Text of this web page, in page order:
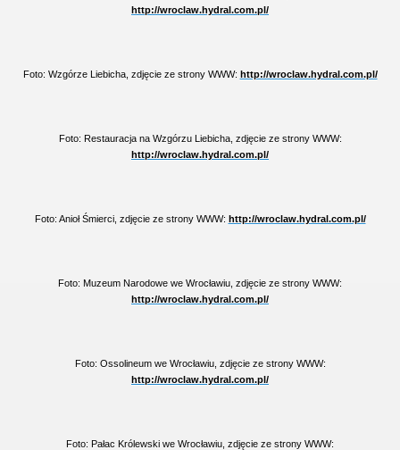
http://wroclaw.hydral.com.pl/
Foto: Wzgórze Liebicha, zdjęcie ze strony WWW: http://wroclaw.hydral.com.pl/
Foto: Restauracja na Wzgórzu Liebicha, zdjęcie ze strony WWW:
http://wroclaw.hydral.com.pl/
Foto: Anioł Śmierci, zdjęcie ze strony WWW: http://wroclaw.hydral.com.pl/
Foto: Muzeum Narodowe we Wrocławiu, zdjęcie ze strony WWW:
http://wroclaw.hydral.com.pl/
Foto: Ossolineum we Wrocławiu, zdjęcie ze strony WWW:
http://wroclaw.hydral.com.pl/
Foto: Pałac Królewski we Wrocławiu, zdjęcie ze strony WWW: